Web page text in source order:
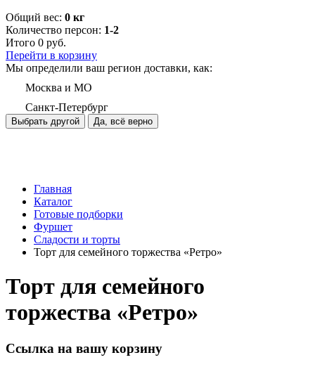
Общий вес: 0 кг
Количество персон: 1-2
Итого 0 руб.
Перейти в корзину
Мы определили ваш регион доставки, как:
Москва и МО
Санкт-Петербург
Выбрать другой Да, всё верно
Главная
Каталог
Готовые подборки
Фуршет
Сладости и торты
Торт для семейного торжества «Ретро»
Торт для семейного
торжества «Ретро»
Ссылка на вашу корзину